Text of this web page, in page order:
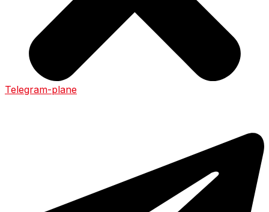
Telegram-plane